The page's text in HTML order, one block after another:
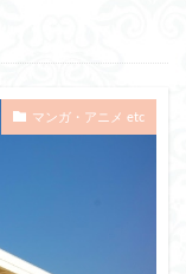
マンガ・アニメ etc